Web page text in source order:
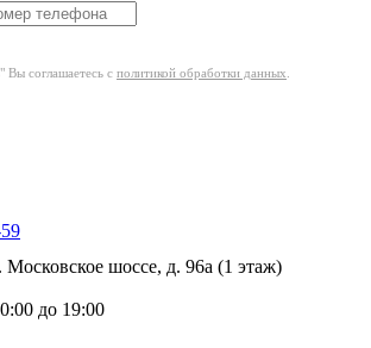
Вы соглашаетесь с политикой обработки данных
Московское шоссе, д. 96а (1 этаж)
до 19:00